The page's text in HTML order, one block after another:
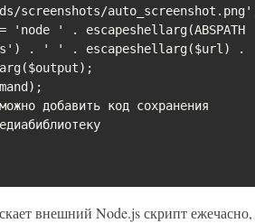
screenshots/
. ' ' .
внешний Node.js скрипт ежечасно,